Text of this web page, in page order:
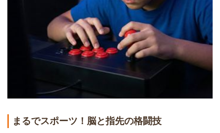
まるでスポーツ！脳と指先の格闘技